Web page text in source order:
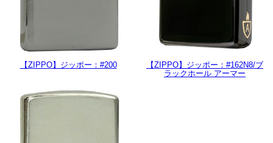
【ZIPPO】ジッポー：#200
【ZIPPO】ジッポー：#162N8/ブ
ラックホール アーマー